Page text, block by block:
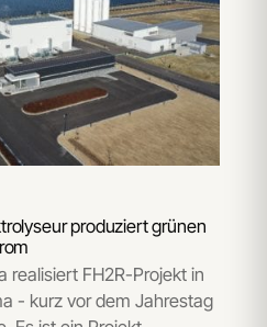
produziert grünen
realisiert FH2R-Projekt in
- kurz vor dem Jahrestag